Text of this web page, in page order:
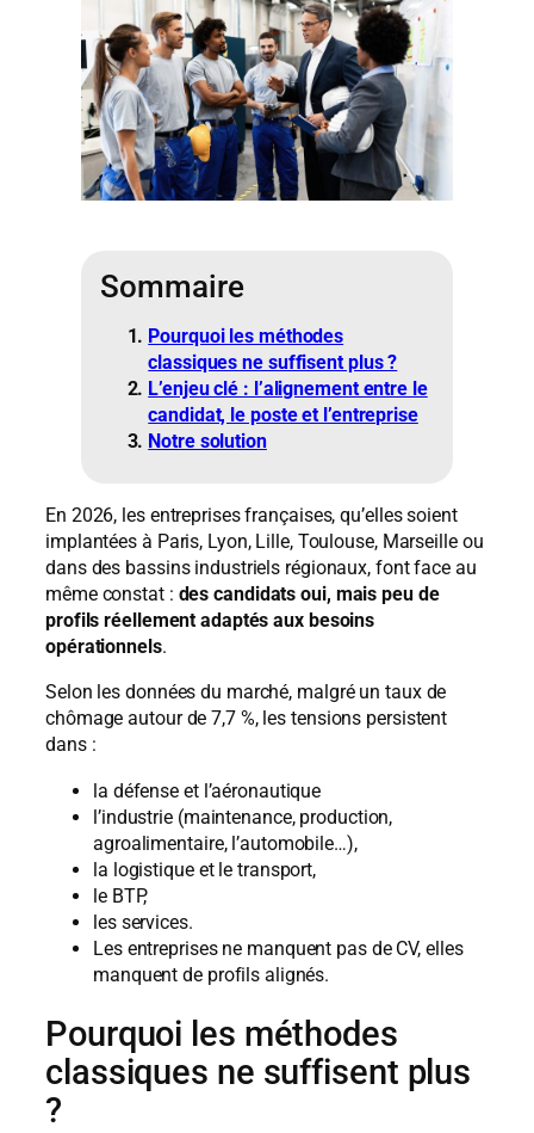
Sommaire
Pourquoi les méthodes
classiques ne suffisent plus ?
L’enjeu clé : l’alignement entre le
candidat, le poste et l’entreprise
Notre solution
En 2026, les entreprises françaises, qu’elles soient
implantées à Paris, Lyon, Lille, Toulouse, Marseille ou
dans des bassins industriels régionaux, font face au
même constat : des candidats oui, mais peu de
profils réellement adaptés aux besoins
opérationnels.
Selon les données du marché, malgré un taux de
chômage autour de 7,7 %, les tensions persistent
dans :
la défense et l’aéronautique
l’industrie (maintenance, production,
agroalimentaire, l’automobile…),
la logistique et le transport,
le BTP,
les services.
Les entreprises ne manquent pas de CV, elles
manquent de profils alignés.
Pourquoi les méthodes
classiques ne suffisent plus
?